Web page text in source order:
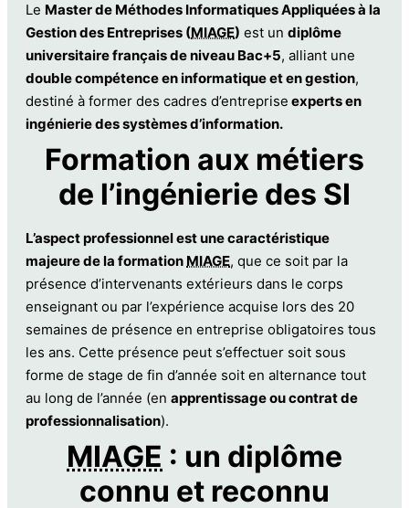
Le Master de Méthodes Informatiques Appliquées à la
Gestion des Entreprises (MIAGE) est un diplôme
universitaire français de niveau Bac+5, alliant une
double compétence en informatique et en gestion,
destiné à former des cadres d’entreprise experts en
ingénierie des systèmes d’information.
Formation aux métiers
de l’ingénierie des SI
L’aspect professionnel est une caractéristique
majeure de la formation MIAGE, que ce soit par la
présence d’intervenants extérieurs dans le corps
enseignant ou par l’expérience acquise lors des 20
semaines de présence en entreprise obligatoires tous
les ans. Cette présence peut s’effectuer soit sous
forme de stage de fin d’année soit en alternance tout
au long de l’année (en apprentissage ou contrat de
professionnalisation).
MIAGE : un diplôme
connu et reconnu